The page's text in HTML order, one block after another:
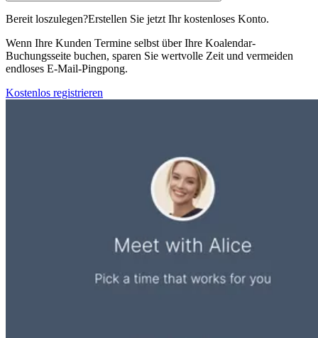
Bereit loszulegen?Erstellen Sie jetzt Ihr kostenloses Konto.
Wenn Ihre Kunden Termine selbst über Ihre Koalendar-
Buchungsseite buchen, sparen Sie wertvolle Zeit und vermeiden
endloses E-Mail-Pingpong.
Kostenlos registrieren